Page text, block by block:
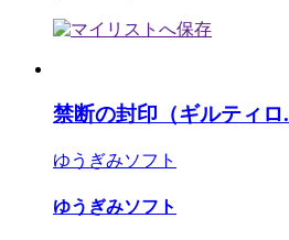
禁断の封印（ギルティロ
ゆうぎみソフト
ゆうぎみソフト